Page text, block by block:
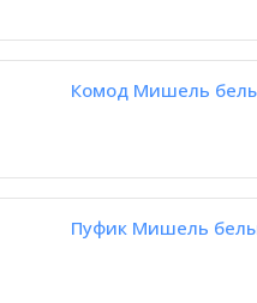
Комод Мишель
Пуфик Мишель